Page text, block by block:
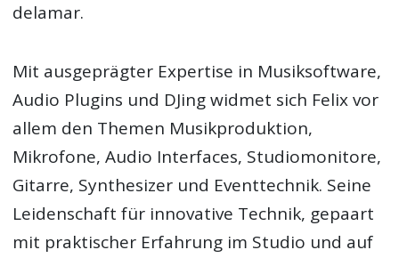
delamar.
Mit ausgeprägter Expertise in Musiksoftware,
Audio Plugins und DJing widmet sich Felix vor
allem den Themen Musikproduktion,
Mikrofone, Audio Interfaces, Studiomonitore,
Gitarre, Synthesizer und Eventtechnik. Seine
Leidenschaft für innovative Technik, gepaart
mit praktischer Erfahrung im Studio und auf